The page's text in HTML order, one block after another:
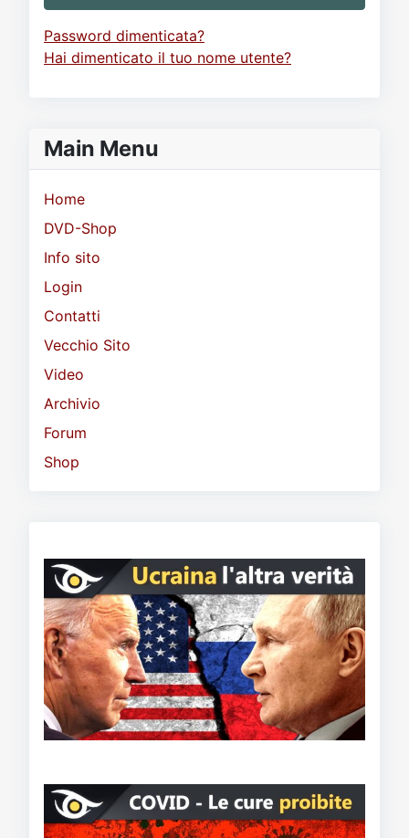
Password dimenticata?
Hai dimenticato il tuo nome utente?
Main Menu
Home
DVD-Shop
Info sito
Login
Contatti
Vecchio Sito
Video
Archivio
Forum
Shop